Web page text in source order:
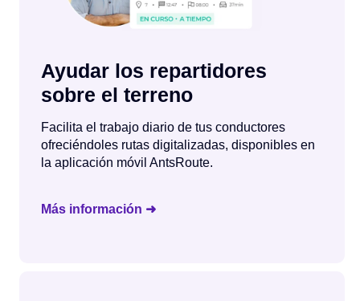
Ayudar los repartidores
sobre el terreno
Facilita el trabajo diario de tus conductores
ofreciéndoles rutas digitalizadas, disponibles en
la aplicación móvil AntsRoute.
Más información ➜